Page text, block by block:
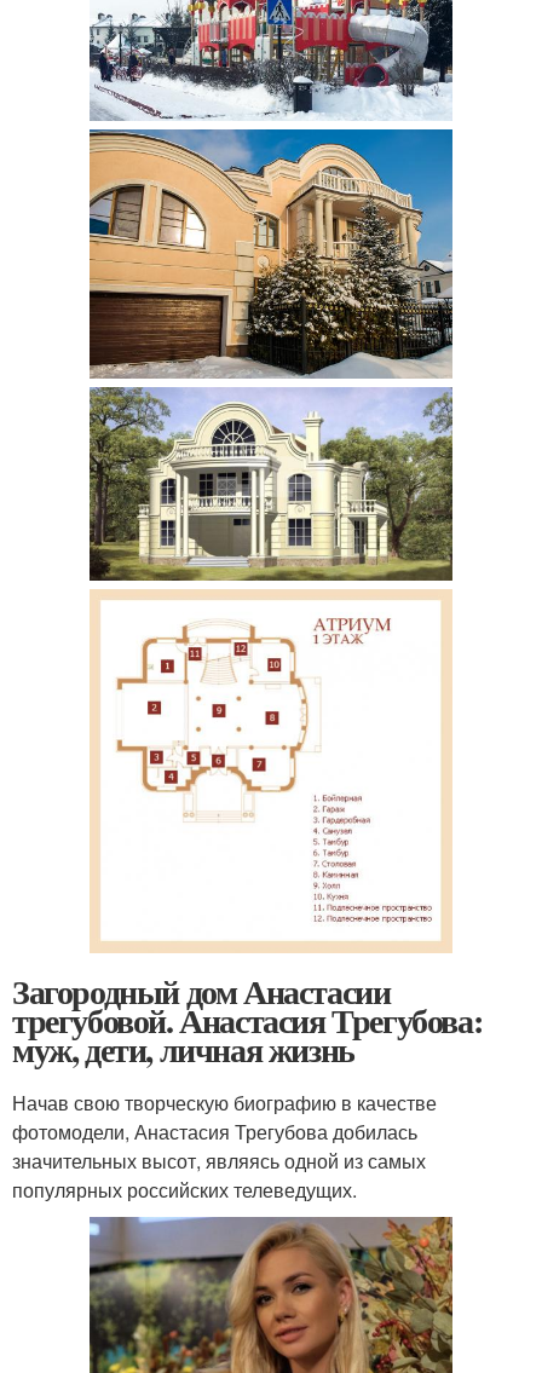
Загородный дом Анастасии
трегубовой. Анастасия Трегубова:
муж, дети, личная жизнь
Начав свою творческую биографию в качестве
фотомодели, Анастасия Трегубова добилась
значительных высот, являясь одной из самых
популярных российских телеведущих.